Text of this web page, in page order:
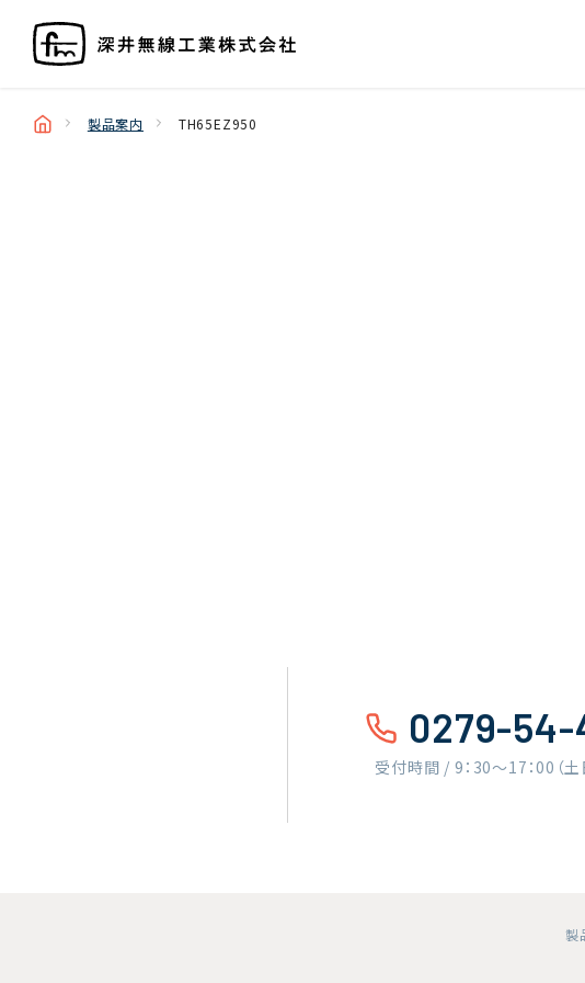
製品案内 TH65EZ950
0279-54-
受付時間 / 9：30〜17：00（土
製